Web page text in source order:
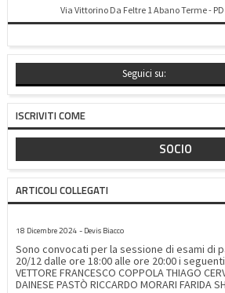
Via Vittorino Da Feltre 1 Abano Terme -
Seguici su:
ISCRIVITI COME
SOCIO
ARTICOLI COLLEGATI
18 Dicembre 2024 - Devis Biacco
Sono convocati per la sessione di esami di
20/12 dalle ore 18:00 alle ore 20:00 i seguenti
VETTORE FRANCESCO COPPOLA THIAGO
DAINESE PASTÒ RICCARDO MORARI FARIDA